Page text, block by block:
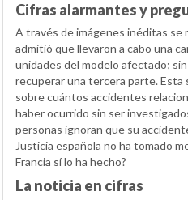
Cifras alarmantes y
A través de imágenes inéditas se
admitió que llevaron a cabo una
unidades del modelo afectado;
recuperar una tercera parte.
sobre cuántos accidentes
haber ocurrido sin ser
personas ignoran que su
Justicia española no ha tomado
Francia sí lo ha hecho?
La noticia en cifras